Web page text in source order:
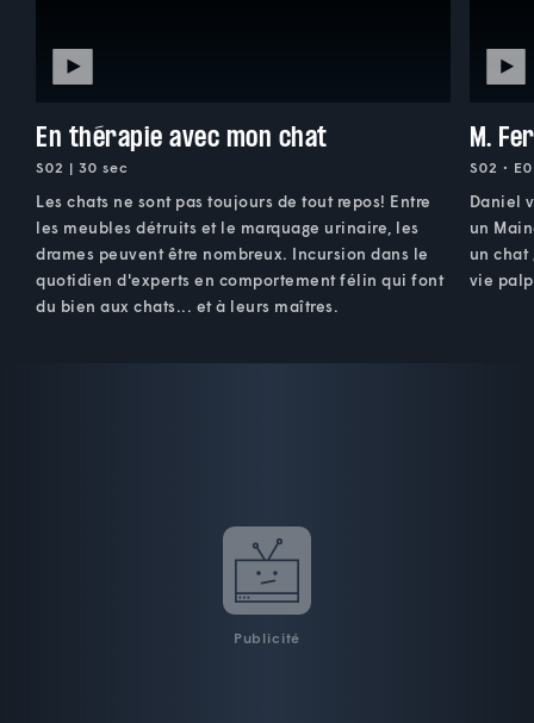
En thérapie avec mon chat
S02 | 30 sec
Les chats ne sont pas toujours de tout repos! Entre
les meubles détruits et le marquage urinaire, les
drames peuvent être nombreux. Incursion dans le
quotidien d'experts en comportement félin qui font
du bien aux chats... et à leurs maîtres.
M.
S02 •
Daniel
un
un chat
vie
Publicité